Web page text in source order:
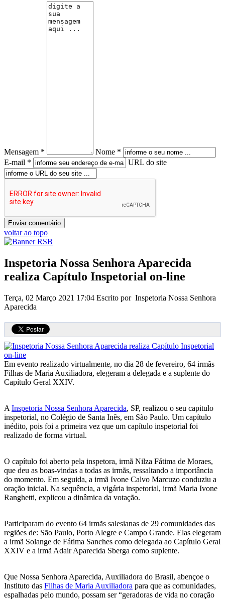
Mensagem *
Nome *
E-mail *
URL do site
voltar ao topo
Inspetoria Nossa Senhora Aparecida
realiza Capítulo Inspetorial on-line
Terça, 02 Março 2021 17:04 Escrito por Inspetoria Nossa Senhora
Aparecida
Em evento realizado virtualmente, no dia 28 de fevereiro, 64 irmãs
Filhas de Maria Auxiliadora, elegeram a delegada e a suplente do
Capítulo Geral XXIV.
A Inspetoria Nossa Senhora Aparecida, SP, realizou o seu capitulo
inspetorial, no Colégio de Santa Inês, em São Paulo. Um capítulo
inédito, pois foi a primeira vez que um capítulo inspetorial foi
realizado de forma virtual.
O capítulo foi aberto pela inspetora, irmã Nilza Fátima de Moraes,
que deu as boas-vindas a todas as irmãs, ressaltando a importância
do momento. Em seguida, a irmã Ivone Calvo Marcuzo conduziu a
oração inicial. Na sequência, a vigária inspetorial, irmã Maria Ivone
Ranghetti, explicou a dinâmica da votação.
Participaram do evento 64 irmãs salesianas de 29 comunidades das
regiões de: São Paulo, Porto Alegre e Campo Grande. Elas elegeram
a irmã Solange de Fátima Sanches como delegada ao Capítulo Geral
XXIV e a irmã Adair Aparecida Sberga como suplente.
Que Nossa Senhora Aparecida, Auxiliadora do Brasil, abençoe o
Instituto das Filhas de Maria Auxiliadora para que as comunidades,
espalhadas pelo mundo, possam ser “geradoras de vida no coração